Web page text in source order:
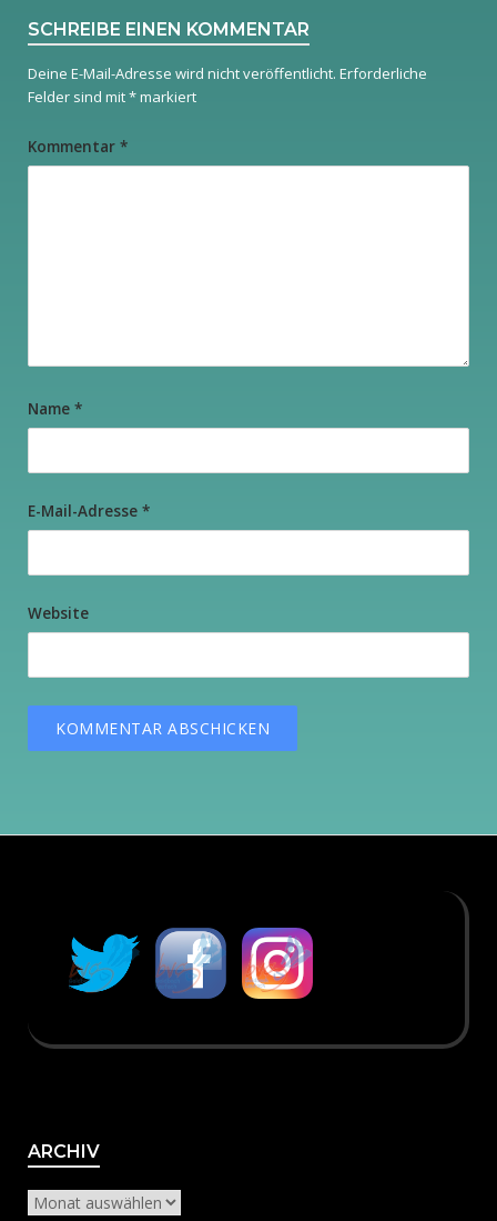
SCHREIBE EINEN KOMMENTAR
Deine E-Mail-Adresse wird nicht veröffentlicht. Erforderliche
Felder sind mit*markiert
Kommentar *
Name *
E-Mail-Adresse *
Website
ARCHIVArchiv